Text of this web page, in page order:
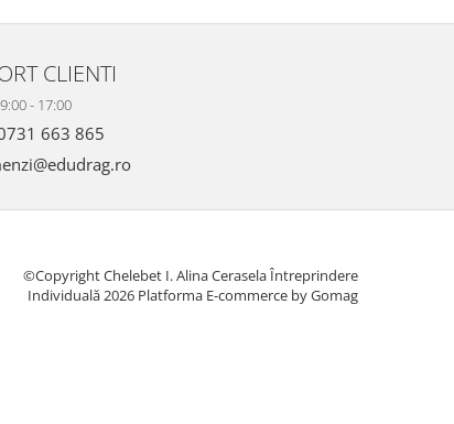
CLIENTI
9:00 - 17:00
663 865
©Copyright Chelebet I. Alina Cerasela Întreprindere
Individuală 2026 Platforma E-commerce by Gomag